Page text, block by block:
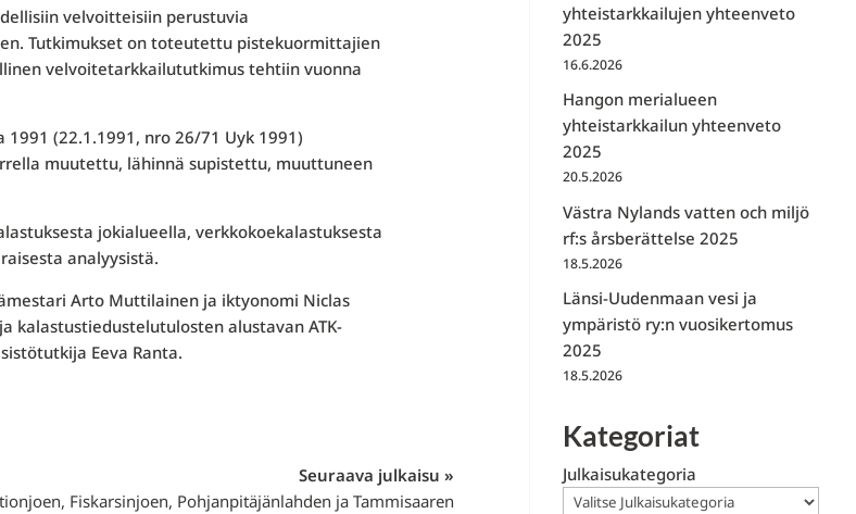
velvoit­teisiin perustuvia
Tutkimukset on toteutettu pistekuormittajien
velvoitetarkkailututkimus tehtiin vuonna
(22.1.1991, nro 26/71 Uyk 1991)
muutettu, lähinnä supistettu, muuttuneen
jo­kialueella, verkkokoekalastuksesta
analyysistä.
Arto Muttilainen ja iktyonomi Niclas
kalastustiedustelutulosten alustavan ATK-
Eeva Ranta.
Seuraava julkaisu »
Fiskarsinjoen, Pohjanpitäjänlahden ja Tammisaaren
yhteistarkkailujen yhteenveto
2025
16.6.2026
Hangon merialueen
yhteistarkkailun yhteenveto
2025
20.5.2026
Västra Nylands vatten och miljö
rf:s årsberättelse 2025
18.5.2026
Länsi-Uudenmaan vesi ja
ympäristö ry:n vuosikertomus
2025
18.5.2026
Kategoriat
Julkaisukategoria